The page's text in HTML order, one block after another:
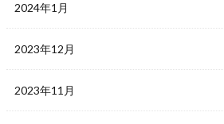
2024年1月
2023年12月
2023年11月